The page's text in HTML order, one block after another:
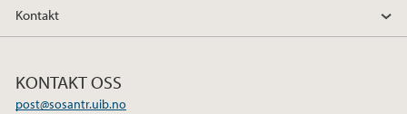
Kontakt
KONTAKT OSS
post@sosantr.uib.no